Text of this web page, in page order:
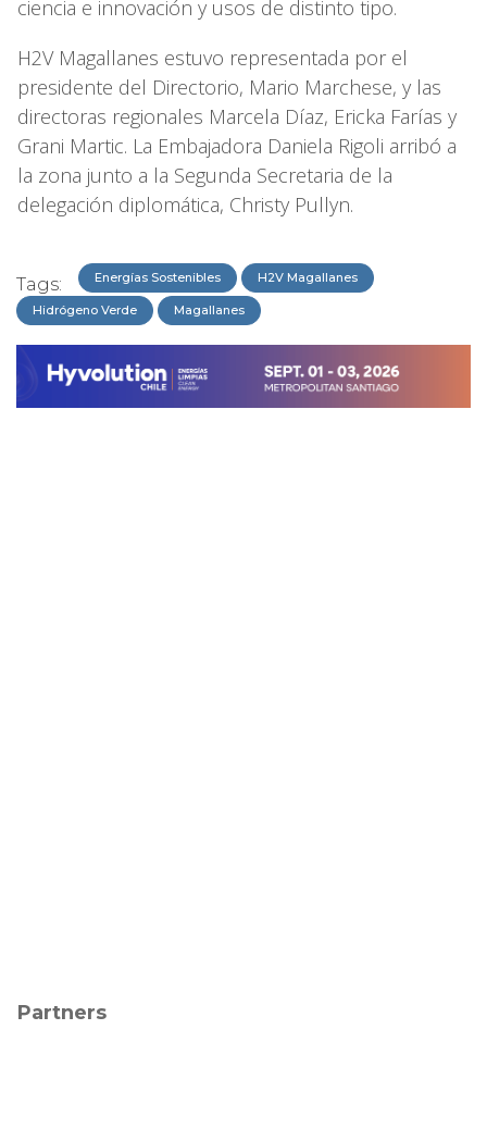
ciencia e innovación y usos de distinto tipo.
H2V Magallanes estuvo representada por el
presidente del Directorio, Mario Marchese, y las
directoras regionales Marcela Díaz, Ericka Farías y
Grani Martic. La Embajadora Daniela Rigoli arribó a
la zona junto a la Segunda Secretaria de la
delegación diplomática, Christy Pullyn.
Tags: Energías Sostenibles H2V Magallanes
Hidrógeno Verde Magallanes
Partners